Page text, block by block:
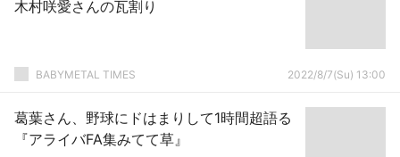
木村咲愛さんの瓦割り
BABYMETAL TIMES 2022/8/7(Su) 13:00
葛葉さん、野球にドはまりして1時間超語る
『アライバFA集みてて草』